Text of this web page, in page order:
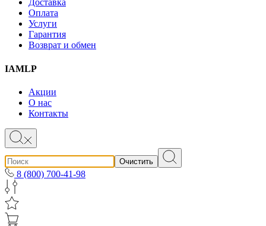
Доставка
Оплата
Услуги
Гарантия
Возврат и обмен
IAMLP
Акции
О нас
Контакты
Очистить
8 (800) 700-41-98